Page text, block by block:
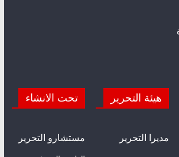
هيئة التحرير
مديرا التحرير
تحت الانشاء
مستشارو التحرير